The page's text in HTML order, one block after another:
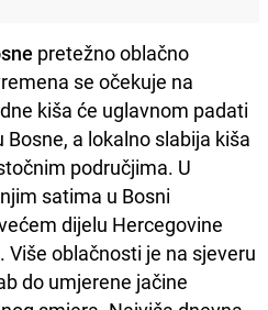
pretežno oblačno
se očekuje na
kiša će uglavnom padati
a lokalno slabija kiša
područjima. U
satima u Bosni
dijelu Hercegovine
oblačnosti je na sjeveru
do umjerene jačine